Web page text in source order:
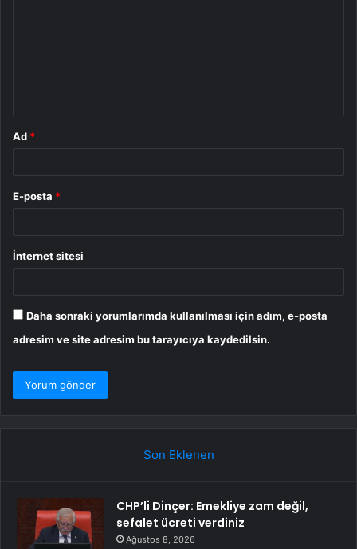
Ad *
E-posta *
İnternet sitesi
Daha sonraki yorumlarımda kullanılması için adım, e-posta
adresim ve site adresim bu tarayıcıya kaydedilsin.
Son Eklenen
CHP’li Dinçer: Emekliye zam değil,
sefalet ücreti verdiniz
Ağustos 8, 2026